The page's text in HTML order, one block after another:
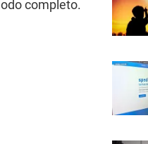
completo.